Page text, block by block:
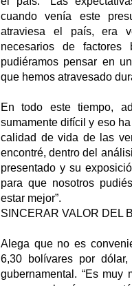
cuando venía este
atraviesa el país, era
necesarios de
pudiéramos pensar en
que hemos atravesado
En todo este tiempo,
sumamente difícil y eso
calidad de vida de las
encontré, dentro del
presentado y su
para que nosotros
estar mejor”.
SINCERAR VALOR DEL
Alega que no es
6,30 bolívares por
gubernamental. “Es